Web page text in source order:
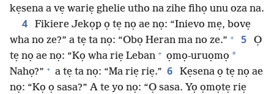
kẹsena a vẹ wariẹ ghelie utho na zihe fihọ unu oza na.
4
Fikiere Jekọp ọ tẹ nọ ae nọ: “Inievo mẹ, bovẹ
wha no ze?” a tẹ ta nọ: “Obọ Heran ma no ze.” + 5
Ọ
tẹ nọ ae nọ: “Kọ wha riẹ Leban + ọmọ-uruọmọ *
Nahọ?” + a tẹ ta nọ: “Ma riẹ riẹ.” 6
Kẹsena ọ tẹ nọ ae
nọ: “Kọ ọ sasa?” A te yo nọ: “Ọ sasa. Yọ ọmọtẹ riẹ